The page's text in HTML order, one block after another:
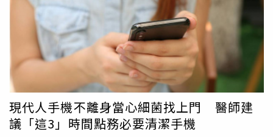
變冷更易胃脹氣、消化不良？3招「保養攻略」讓腸胃也能
好過冬！https://www.healthnews.com.tw/readnews.php?
id=64741
曾表示，長時間坐在馬桶上可能會引起一系列健康問題，
並指健康成年人正常排便時間最好控制在3到5分鐘以內，降
低罹患痔瘡等疾病機率。如排便超過15分鐘就可能是警訊。
排便時間過久除可能引發痔瘡，也可能產生便秘、肛裂、直
腸脫垂及腹部不適等問題，且若沒有便意卻硬要蹲廁所，可
能擠壓肛門血管造成腫脹、疼痛，最後形成痔瘡。
現代人手機不離身當心細菌找上門 醫師建
議「這3」時間點務必要清潔手機